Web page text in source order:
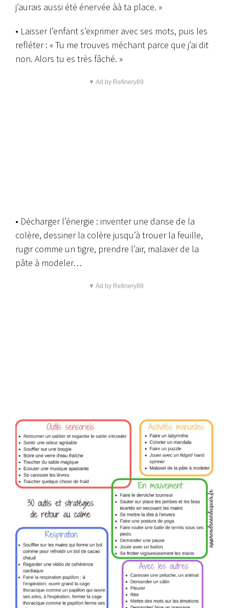
j’aurais aussi été énervée àà ta place. »
• Laisser l’enfant s’exprimer avec ses mots, puis les
refléter : « Tu me trouves méchant parce que j’ai dit
non. Alors tu es très fâché. »
▼ Ad by Refinery89
• Décharger l’énergie : inventer une danse de la
colère, dessiner la colère jusqu’à trouer la feuille,
rugir comme un tigre, prendre l’air, malaxer de la
pâte à modeler…
▼ Ad by Refinery89